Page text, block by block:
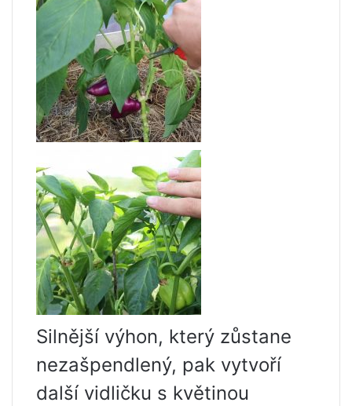
Silnější výhon, který zůstane
nezašpendlený, pak vytvoří
další vidličku s květinou